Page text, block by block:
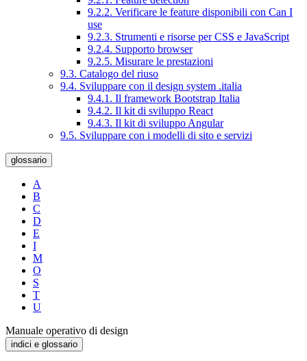
9.2.2. Verificare le feature disponibili con Can I
use
9.2.3. Strumenti e risorse per CSS e JavaScript
9.2.4. Supporto browser
9.2.5. Misurare le prestazioni
9.3. Catalogo del riuso
9.4. Sviluppare con il design system .italia
9.4.1. Il framework Bootstrap Italia
9.4.2. Il kit di sviluppo React
9.4.3. Il kit di sviluppo Angular
9.5. Sviluppare con i modelli di sito e servizi
glossario
A
B
C
D
E
I
M
O
S
T
U
Manuale operativo di design
indici e glossario